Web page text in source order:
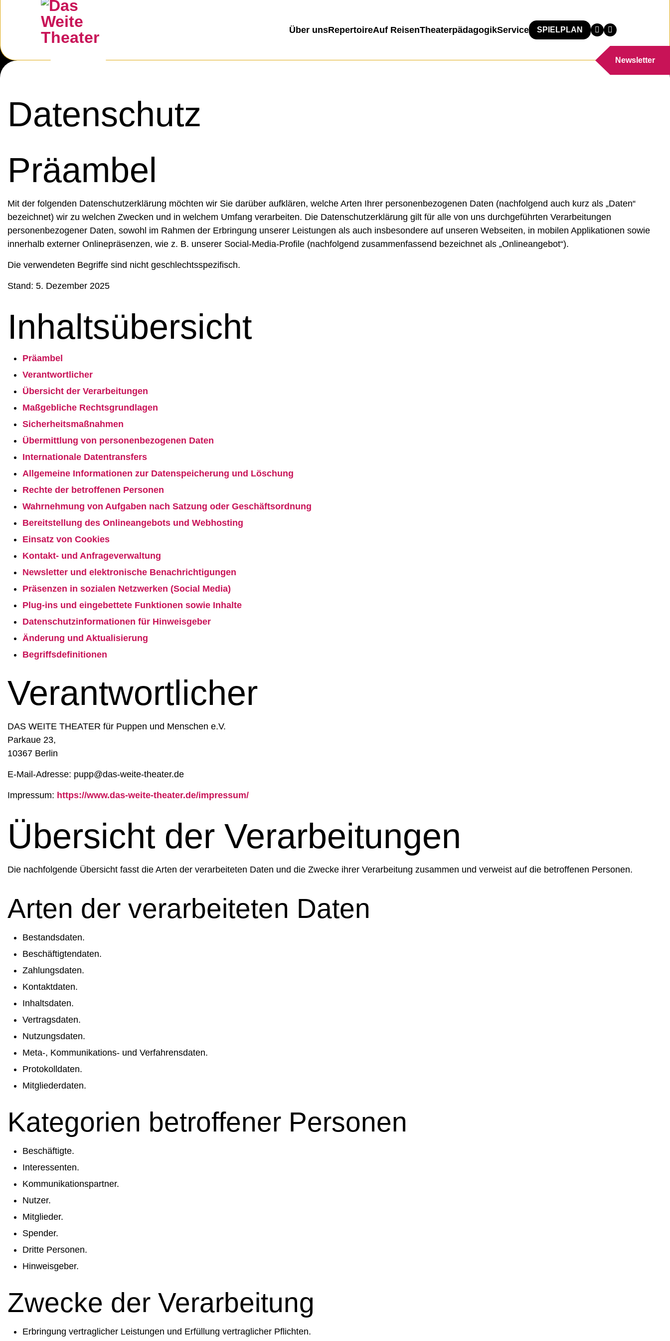
Über unsRepertoireAuf ReisenTheaterpädagogikService SPIELPLAN
Newsletter
Datenschutz
Präambel
Mit der folgenden Datenschutzerklärung möchten wir Sie darüber aufklären, welche Arten Ihrer personenbezogenen Daten (nachfolgend auch kurz als „Daten“
bezeichnet) wir zu welchen Zwecken und in welchem Umfang verarbeiten. Die Datenschutzerklärung gilt für alle von uns durchgeführten Verarbeitungen
personenbezogener Daten, sowohl im Rahmen der Erbringung unserer Leistungen als auch insbesondere auf unseren Webseiten, in mobilen Applikationen sowie
innerhalb externer Onlinepräsenzen, wie z. B. unserer Social-Media-Profile (nachfolgend zusammenfassend bezeichnet als „Onlineangebot“).
Die verwendeten Begriffe sind nicht geschlechtsspezifisch.
Stand: 5. Dezember 2025
Inhaltsübersicht
Präambel
Verantwortlicher
Übersicht der Verarbeitungen
Maßgebliche Rechtsgrundlagen
Sicherheitsmaßnahmen
Übermittlung von personenbezogenen Daten
Internationale Datentransfers
Allgemeine Informationen zur Datenspeicherung und Löschung
Rechte der betroffenen Personen
Wahrnehmung von Aufgaben nach Satzung oder Geschäftsordnung
Bereitstellung des Onlineangebots und Webhosting
Einsatz von Cookies
Kontakt- und Anfrageverwaltung
Newsletter und elektronische Benachrichtigungen
Präsenzen in sozialen Netzwerken (Social Media)
Plug-ins und eingebettete Funktionen sowie Inhalte
Datenschutzinformationen für Hinweisgeber
Änderung und Aktualisierung
Begriffsdefinitionen
Verantwortlicher
DAS WEITE THEATER für Puppen und Menschen e.V.
Parkaue 23,
10367 Berlin
E-Mail-Adresse: pupp@das-weite-theater.de
Impressum: https://www.das-weite-theater.de/impressum/
Übersicht der Verarbeitungen
Die nachfolgende Übersicht fasst die Arten der verarbeiteten Daten und die Zwecke ihrer Verarbeitung zusammen und verweist auf die betroffenen Personen.
Arten der verarbeiteten Daten
Bestandsdaten.
Beschäftigtendaten.
Zahlungsdaten.
Kontaktdaten.
Inhaltsdaten.
Vertragsdaten.
Nutzungsdaten.
Meta-, Kommunikations- und Verfahrensdaten.
Protokolldaten.
Mitgliederdaten.
Kategorien betroffener Personen
Beschäftigte.
Interessenten.
Kommunikationspartner.
Nutzer.
Mitglieder.
Spender.
Dritte Personen.
Hinweisgeber.
Zwecke der Verarbeitung
Erbringung vertraglicher Leistungen und Erfüllung vertraglicher Pflichten.